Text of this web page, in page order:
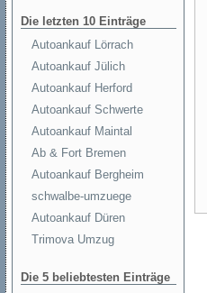
Die letzten 10 Einträge
Autoankauf Lörrach
Autoankauf Jülich
Autoankauf Herford
Autoankauf Schwerte
Autoankauf Maintal
Ab & Fort Bremen
Autoankauf Bergheim
schwalbe-umzuege
Autoankauf Düren
Trimova Umzug
Die 5 beliebtesten Einträge